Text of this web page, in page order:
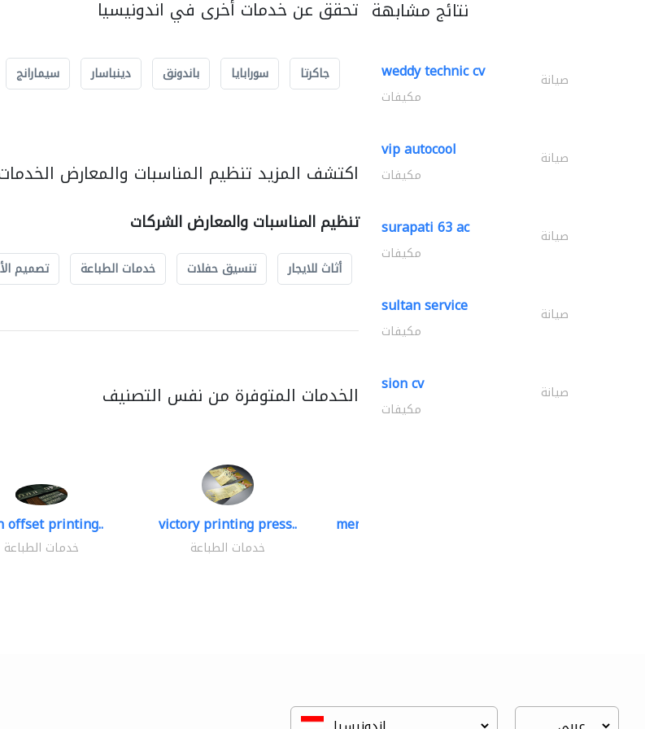
تحقق عن خدمات أخرى في اندونيسيا
جاكرتا سورابايا باندونق دينباسار سيمارانج
اكتشف المزيد تنظيم المناسبات والمعارض
تنظيم المناسبات والمعارض الشركات
أثاث للايجار تنسيق حفلات خدمات الطباعة تصميم
الخدمات المتوفرة من نفس التصنيف
offset printing..
خدمات الطباعة
victory printing press..
خدمات الطباعة
mermaid digital printing..
نتائج مشابهة
weddy technic cv صيانة
مكيفات
vip autocool صيانة
مكيفات
surapati 63 ac صيانة
مكيفات
sultan service صيانة
مكيفات
sion cv صيانة
مكيفات